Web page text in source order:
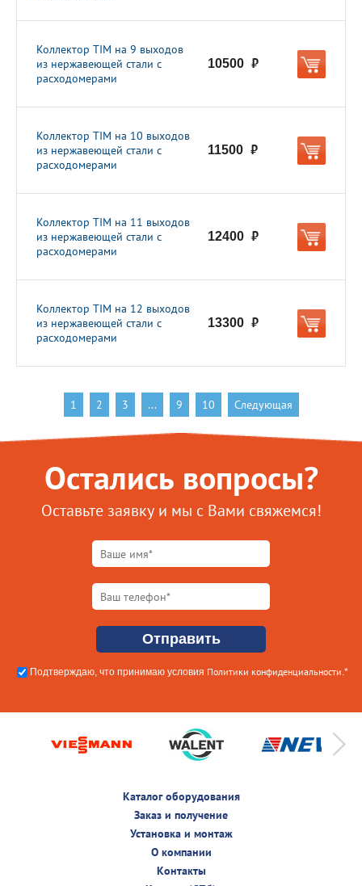
Коллектор TIM на 9 выходов
из нержавеющей стали с
расходомерами
10500 руб.
Коллектор TIM на 10 выходов
из нержавеющей стали с
расходомерами
11500 руб.
Коллектор TIM на 11 выходов
из нержавеющей стали с
расходомерами
12400 руб.
Коллектор TIM на 12 выходов
из нержавеющей стали с
расходомерами
13300 руб.
1 2 3 ... 9 10 Следующая
Остались вопросы?
Оставьте заявку и мы с Вами свяжемся!
Подтверждаю, что принимаю условия Политики конфиденциальности .*
Каталог оборудования
Заказ и получение
Установка и монтаж
О компании
Контакты